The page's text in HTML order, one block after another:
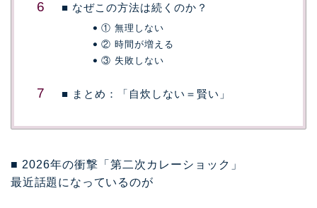
■ なぜこの方法は続くのか？
① 無理しない
② 時間が増える
③ 失敗しない
■ まとめ：「自炊しない＝賢い」
■ 2026年の衝撃「第二次カレーショック」
最近話題になっているのが